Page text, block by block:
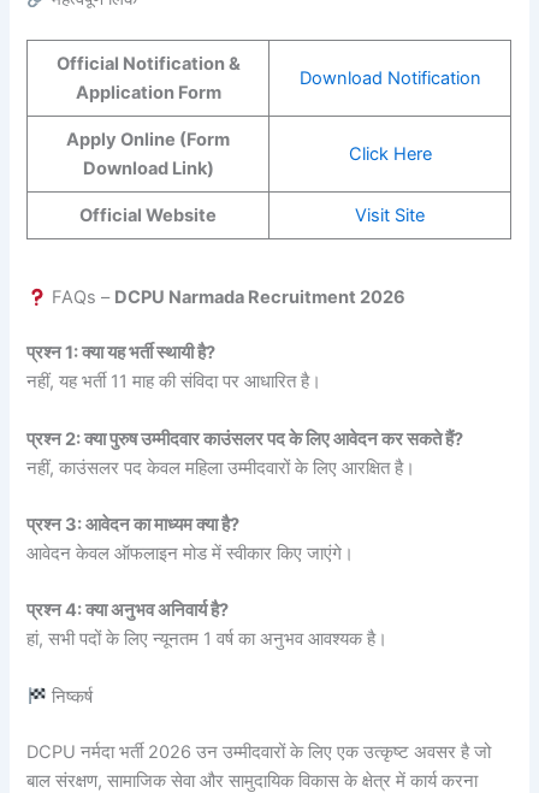
Official Notification &
Application Form
Download Notification
Apply Online (Form
Download Link)
Click Here
Official Website Visit Site
FAQs – DCPU Narmada Recruitment 2026
प्रश्न 1: क्या यह भर्ती स्थायी है?
नहीं, यह भर्ती 11 माह की संविदा पर आधारित है।
प्रश्न 2: क्या पुरुष उम्मीदवार काउंसलर पद के लिए आवेदन कर सकते हैं?
नहीं, काउंसलर पद केवल महिला उम्मीदवारों के लिए आरक्षित है।
प्रश्न 3: आवेदन का माध्यम क्या है?
आवेदन केवल ऑफलाइन मोड में स्वीकार किए जाएंगे।
प्रश्न 4: क्या अनुभव अनिवार्य है?
हां, सभी पदों के लिए न्यूनतम 1 वर्ष का अनुभव आवश्यक है।
निष्कर्ष
DCPU नर्मदा भर्ती 2026 उन उम्मीदवारों के लिए एक उत्कृष्ट अवसर है जो
बाल संरक्षण, सामाजिक सेवा और सामुदायिक विकास के क्षेत्र में कार्य करना